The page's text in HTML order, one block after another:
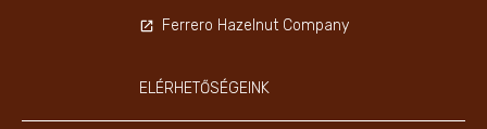
Ferrero Hazelnut Company
ELÉRHETŐSÉGEINK